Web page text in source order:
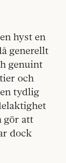
hyst en
generellt
genuint
och
tydlig
gör att
dock